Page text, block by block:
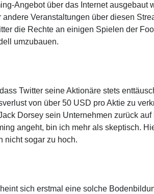
Angebot über das Internet ausgebaut
Veranstaltungen über diesen
die Rechte an einigen Spielen der
umzubauen.
Twitter seine Aktionäre stets
von über 50 USD pro Aktie zu
Dorsey sein Unternehmen zurück
angeht, bin ich mehr als skeptisch.
nicht sogar zu hoch.
sich erstmal eine solche